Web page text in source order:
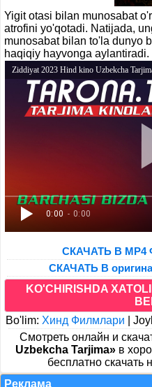
Yigit otasi bilan munosabat
atrofini yo'qotadi. Natijada,
munosabat bilan to'la dunyo
haqiqiy hayvonga aylantiradi.
0:00 - 0:00
Ziddiyat 2023 Hind kino Uzbekcha
СКАЧАТЬ В
СКАЧАТЬ В
KO'CHIRISHDA
Bo'lim: Хинд Филмлари
Cмотреть онлайн и
Uzbekcha Tarjima» в
бесплатно скачать
Реклама